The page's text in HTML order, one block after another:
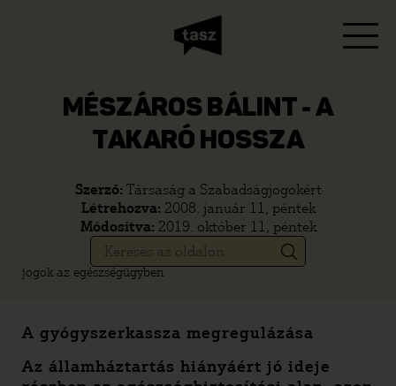
MÉSZÁROS BÁLINT - A
TAKARÓ HOSSZA
Szerző: Társaság a Szabadságjogokért
Létrehozva: 2008. január 11, péntek
Módosítva: 2019. október 11, péntek
jogok az egészségügyben
A gyógyszerkassza megregulázása
Az államháztartás hiányáért jó ideje